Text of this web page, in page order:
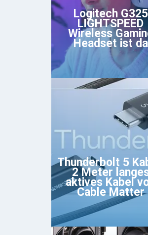
Logitech G325
LIGHTSPEED
Wireless
Headset ist da
Thunderbolt 5
2 Meter
aktives Kabel
Cable Matter